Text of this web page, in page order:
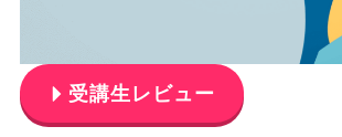
受講生レビュー